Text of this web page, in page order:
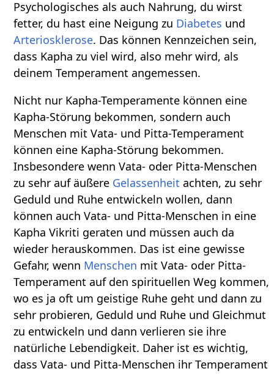
Psychologisches als auch Nahrung, du wirst
fetter, du hast eine Neigung zu Diabetes und
Arteriosklerose. Das können Kennzeichen sein,
dass Kapha zu viel wird, also mehr wird, als
deinem Temperament angemessen.
Nicht nur Kapha-Temperamente können eine
Kapha-Störung bekommen, sondern auch
Menschen mit Vata- und Pitta-Temperament
können eine Kapha-Störung bekommen.
Insbesondere wenn Vata- oder Pitta-Menschen
zu sehr auf äußere Gelassenheit achten, zu sehr
Geduld und Ruhe entwickeln wollen, dann
können auch Vata- und Pitta-Menschen in eine
Kapha Vikriti geraten und müssen auch da
wieder herauskommen. Das ist eine gewisse
Gefahr, wenn Menschen mit Vata- oder Pitta-
Temperament auf den spirituellen Weg kommen,
wo es ja oft um geistige Ruhe geht und dann zu
sehr probieren, Geduld und Ruhe und Gleichmut
zu entwickeln und dann verlieren sie ihre
natürliche Lebendigkeit. Daher ist es wichtig,
dass Vata- und Pitta-Menschen ihr Temperament